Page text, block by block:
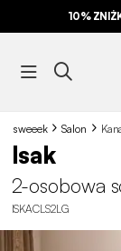
10%
sweeek Salon
Isak
2-osobowa
ISKACLS2LG